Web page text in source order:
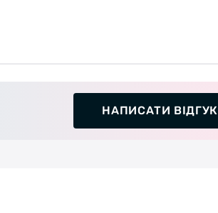
НАПИСАТИ ВІДГУК